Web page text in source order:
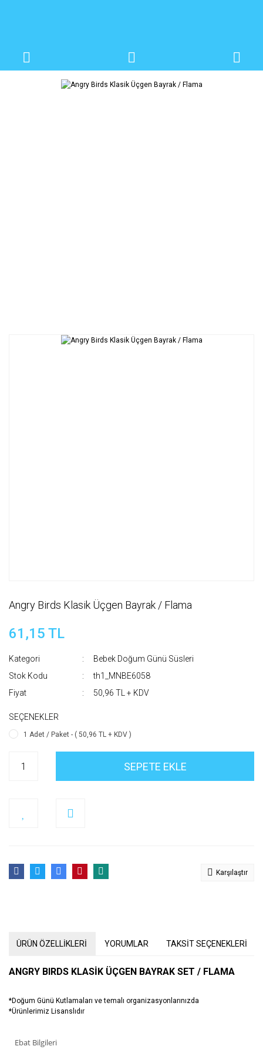
Angry Birds Klasik Üçgen Bayrak / Flama
61,15 TL
Kategori
Bebek Doğum Günü Süsleri
Stok Kodu
th1_MNBE6058
Fiyat
50,96 TL + KDV
SEÇENEKLER
1 Adet / Paket - ( 50,96 TL + KDV )
SEPETE EKLE
Karşılaştır
ÜRÜN ÖZELLİKLERİ YORUMLAR TAKSİT SEÇENEKLERİ
ANGRY BIRDS KLASİK ÜÇGEN BAYRAK SET / FLAMA
*Doğum Günü Kutlamaları ve temalı organizasyonlarınızda
*Ürünlerimiz Lisanslıdır
Ebat Bilgileri